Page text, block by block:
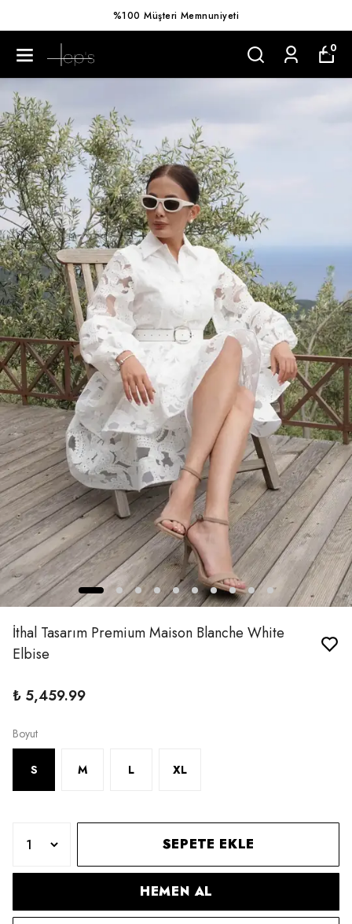
%100 Müşteri Memnuniyeti
0
İthal Tasarım Premium Maison Blanche White
Elbise
₺ 5,459.99
Boyut
S M L XL
SEPETE EKLE
HEMEN AL